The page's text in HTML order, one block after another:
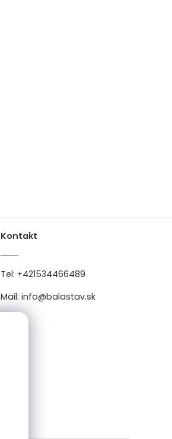
Kontakt
Tel: +421534466489
Mail: info@balastav.sk